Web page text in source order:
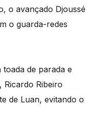
o avançado Djoussé
o guarda-redes
de parada e
Ricardo Ribeiro
de Luan, evitando o